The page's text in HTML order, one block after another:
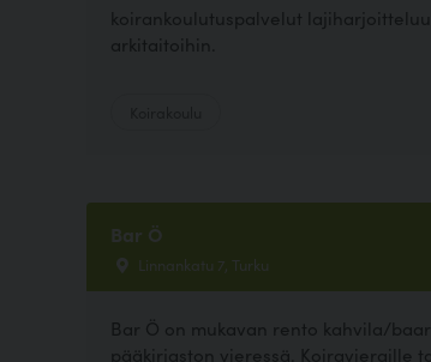
koirankoulutuspalvelut
arkitaitoihin.
Bar Ö
Linnankatu 7, Turku
Bar Ö on mukavan rento kahvila/
pääkirjaston vieressä. Koiravieraille